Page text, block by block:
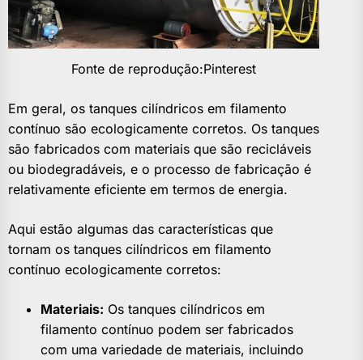
Fonte de reprodução:Pinterest
Em geral, os tanques cilíndricos em filamento
contínuo são ecologicamente corretos. Os tanques
são fabricados com materiais que são recicláveis
ou biodegradáveis, e o processo de fabricação é
relativamente eficiente em termos de energia.
Aqui estão algumas das características que
tornam os tanques cilíndricos em filamento
contínuo ecologicamente corretos:
Materiais: Os tanques cilíndricos em
filamento contínuo podem ser fabricados
com uma variedade de materiais, incluindo